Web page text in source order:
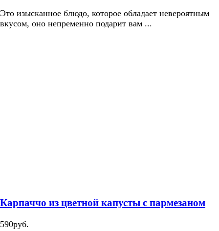
Это изысканное блюдо, которое обладает невероятным
вкусом, оно непременно подарит вам ...
Карпаччо из цветной капусты с пармезаном
590руб.